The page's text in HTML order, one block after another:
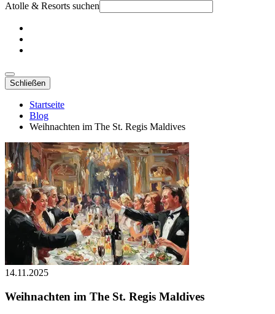
Atolle & Resorts suchen
Schließen
Startseite
Blog
Weihnachten im The St. Regis Maldives
14.11.2025
Weihnachten im The St. Regis Maldives